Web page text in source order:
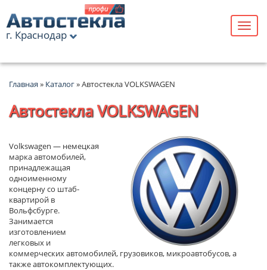
г. Краснодар
Главная » Каталог» Автостекла VOLKSWAGEN
Автостекла VOLKSWAGEN
Volkswagen — немецкая
марка автомобилей,
принадлежащая
одноименному
концерну со штаб-
квартирой в
Вольфсбурге.
Занимается
изготовлением
легковых и
коммерческих автомобилей, грузовиков, микроавтобусов, а
также автокомплектующих.